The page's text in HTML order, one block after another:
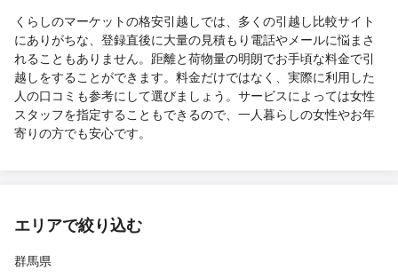
くらしのマーケットの格安引越しでは、多くの引越し比較サイト
にありがちな、登録直後に大量の見積もり電話やメールに悩まさ
れることもありません。距離と荷物量の明朗でお手頃な料金で引
越しをすることができます。料金だけではなく、実際に利用した
人の口コミも参考にして選びましょう。サービスによっては女性
スタッフを指定することもできるので、一人暮らしの女性やお年
寄りの方でも安心です。
エリアで絞り込む
群馬県